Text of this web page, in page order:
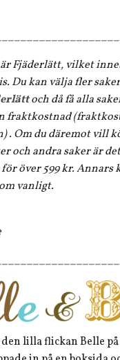
Fjäderlätt, vilket
Du kan välja fler
och då få alla
fraktkostnad
. Om du däremot vill
och andra saker är
över 599 kr. Annars
vanligt.
lilla flickan Belle